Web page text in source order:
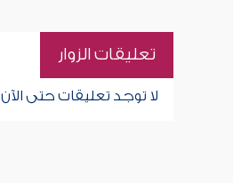
تعليقات الزوار
لا توجد تعليقات حتى الآن